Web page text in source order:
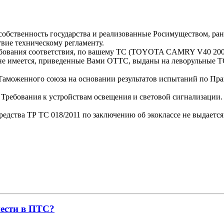
государства и реализованные Росимуществом,
техническому регламенту.
соответствия, по вашему ТС (TOYOTA CAMRY V40
имеется, приведенные Вами ОТТС, выданы на
союза на основании результатов испытаний по
к устройствам освещения и световой сигнализации.
ТР ТС 018/2011 по заключению об экоклассе не
в ПТС?